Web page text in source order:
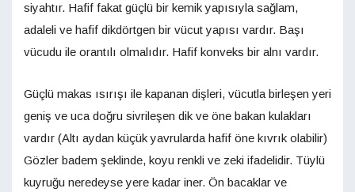
siyahtır. Hafif fakat güçlü bir kemik yapısıyla sağlam,
adaleli ve hafif dikdörtgen bir vücut yapısı vardır. Başı
vücudu ile orantılı olmalıdır. Hafif konveks bir alnı vardır.
Güçlü makas ısırışı ile kapanan dişleri, vücutla birleşen yeri
geniş ve uca doğru sivrileşen dik ve öne bakan kulakları
vardır (Altı aydan küçük yavrularda hafif öne kıvrık olabilir)
Gözler badem şeklinde, koyu renkli ve zeki ifadelidir. Tüylü
kuyruğu neredeyse yere kadar iner. Ön bacaklar ve